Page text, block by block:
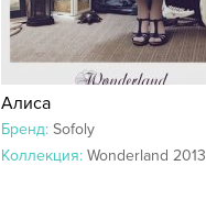
Алиса
Бренд: Sofoly
Коллекция: Wonderland 2013